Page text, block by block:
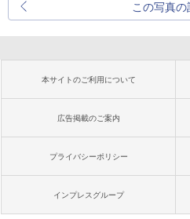
この写真の
本サイトのご利用について
広告掲載のご案内
プライバシーポリシー
インプレスグループ